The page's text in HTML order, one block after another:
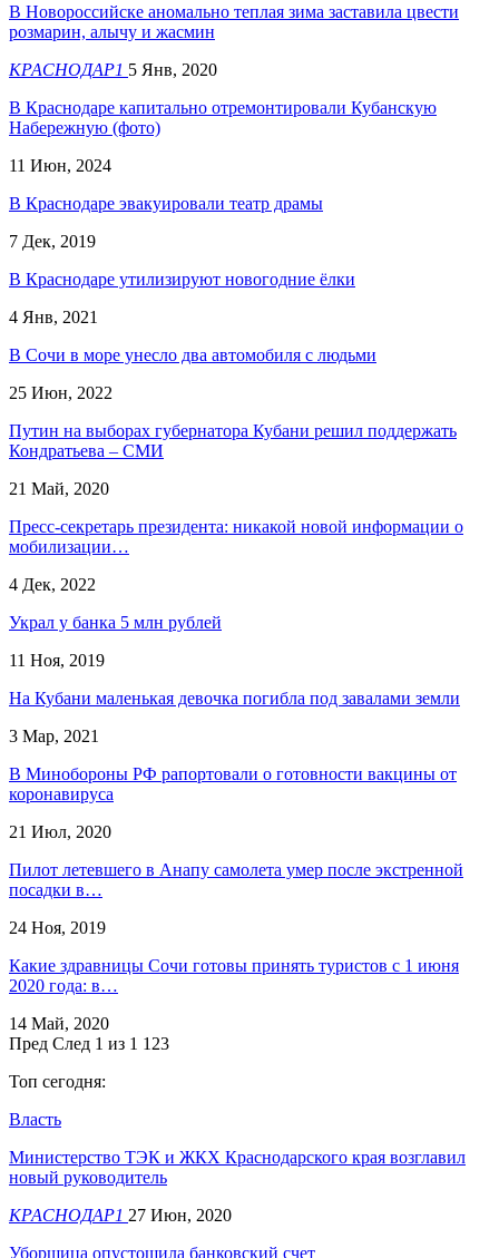
В Новороссийске аномально теплая зима заставила цвести
розмарин, алычу и жасмин
КРАСНОДАР1 5 Янв, 2020
В Краснодаре капитально отремонтировали Кубанскую
Набережную (фото)
11 Июн, 2024
В Краснодаре эвакуировали театр драмы
7 Дек, 2019
В Краснодаре утилизируют новогодние ёлки
4 Янв, 2021
​В Сочи в море унесло два автомобиля с людьми
25 Июн, 2022
Путин на выборах губернатора Кубани решил поддержать
Кондратьева – СМИ
21 Май, 2020
Пресс-секретарь президента: никакой новой информации о
мобилизации…
4 Дек, 2022
Украл у банка 5 млн рублей
11 Ноя, 2019
На Кубани маленькая девочка погибла под завалами земли
3 Мар, 2021
В Минобороны РФ рапортовали о готовности вакцины от
коронавируса
21 Июл, 2020
Пилот летевшего в Анапу самолета умер после экстренной
посадки в…
24 Ноя, 2019
Какие здравницы Сочи готовы принять туристов с 1 июня
2020 года: в…
14 Май, 2020
Пред След 1 из 1 123
Топ сегодня:
Власть
Министерство ТЭК и ЖКХ Краснодарского края возглавил
новый руководитель
КРАСНОДАР1 27 Июн, 2020
Уборщица опустошила банковский счет